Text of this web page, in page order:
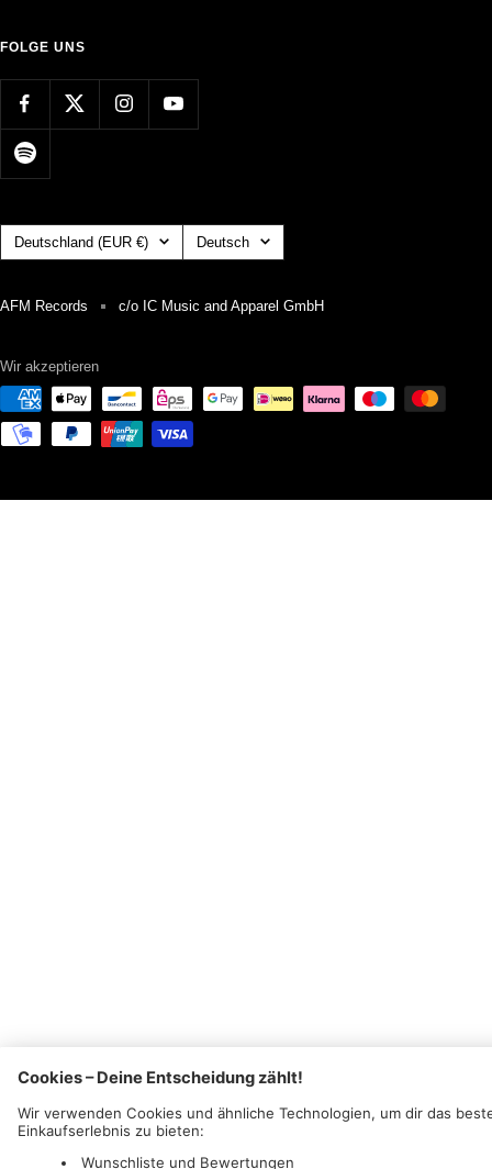
FOLGE UNS
Land/Region Deutschland (EUR €) Sprache
Deutsch
AFM Records c/o IC Music and Apparel GmbH
Wir akzeptieren